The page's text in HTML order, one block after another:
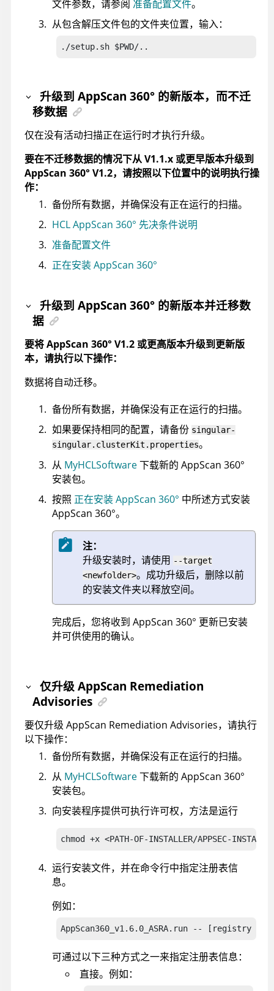
文件参数，请参阅 准备配置文件。
从包含解压文件包的文件夹位置，输入：
./setup.sh $PWD/..
升级到AppScan 360° 的新版本，而不迁
移数据
仅在没有活动扫描正在运行时才执行升级。
要在不迁移数据的情况下从 V1.1.x 或更早版本升级到
AppScan 360° V1.2，请按照以下位置中的说明执行操
作：
备份所有数据，并确保没有正在运行的扫描。
HCL AppScan 360° 先决条件说明
准备配置文件
正在安装 AppScan 360°
升级到AppScan 360° 的新版本并迁移数
据
要将AppScan 360° V1.2 或更高版本升级到更新版
本，请执行以下操作：
数据将自动迁移。
备份所有数据，并确保没有正在运行的扫描。
如果要保持相同的配置，请备份 singular-
singular.clusterKit.properties。
从 MyHCLSoftware下载新的 AppScan 360°
安装包。
按照 正在安装 AppScan 360° 中所述方式安装
AppScan 360°。
注：
升级安装时，请使用 --target
<newfolder>。成功升级后，删除以前
的安装文件夹以释放空间。
完成后，您将收到 AppScan 360° 更新已安装
并可供使用的确认。
仅升级AppScan Remediation
Advisories
要仅升级AppScan Remediation Advisories，请执行
以下操作：
备份所有数据，并确保没有正在运行的扫描。
从 MyHCLSoftware下载新的 AppScan 360°
安装包。
向安装程序提供可执行许可权，方法是运行
chmod +x <PATH-OF-INSTALLER/APPSEC-
运行安装文件，并在命令行中指定注册表信
息。
例如：
AppScan360_v1.6.0_ASRA.run -- [registry
可通过以下三种方式之一来指定注册表信息：
直接。例如：